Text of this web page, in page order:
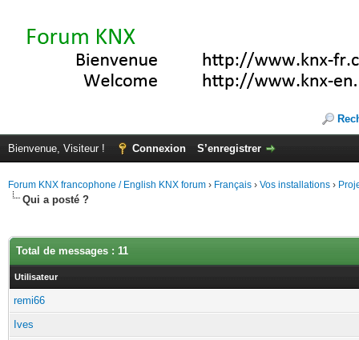
Bienvenue, Visiteur ! Connexion S’enregistrer
Forum KNX francophone / English KNX forum › Français › Vos installations ›
Qui a posté ?
Total de messages : 11
Utilisateur
remi66
Ives